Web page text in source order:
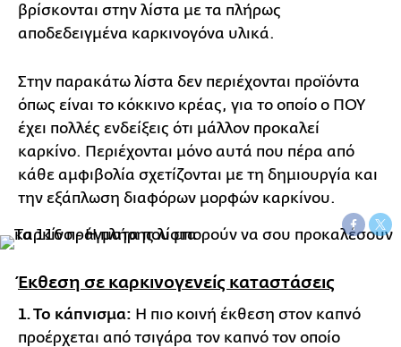
βρίσκονται στην λίστα με τα πλήρως
αποδεδειγμένα καρκινογόνα υλικά.
Στην παρακάτω λίστα δεν περιέχονται προϊόντα
όπως είναι το κόκκινο κρέας, για το οποίο ο ΠΟΥ
έχει πολλές ενδείξεις ότι μάλλον προκαλεί
καρκίνο. Περιέχονται μόνο αυτά που πέρα από
κάθε αμφιβολία σχετίζονται με τη δημιουργία και
την εξάπλωση διαφόρων μορφών καρκίνου.
Έκθεση σε καρκινογενείς καταστάσεις
1. Το κάπνισμα: Η πιο κοινή έκθεση στον καπνό
προέρχεται από τσιγάρα τον καπνό τον οποίο